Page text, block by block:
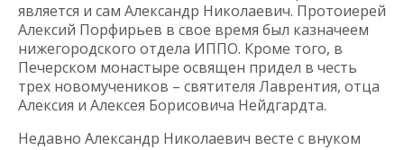
является и сам Александр Николаевич. Протоиерей
Алексий Порфирьев в свое время был казначеем
нижегородского отдела ИППО. Кроме того, в
Печерском монастыре освящен придел в честь
трех новомучеников – святителя Лаврентия, отца
Алексия и Алексея Борисовича Нейдгардта.
Недавно Александр Николаевич весте с внуком